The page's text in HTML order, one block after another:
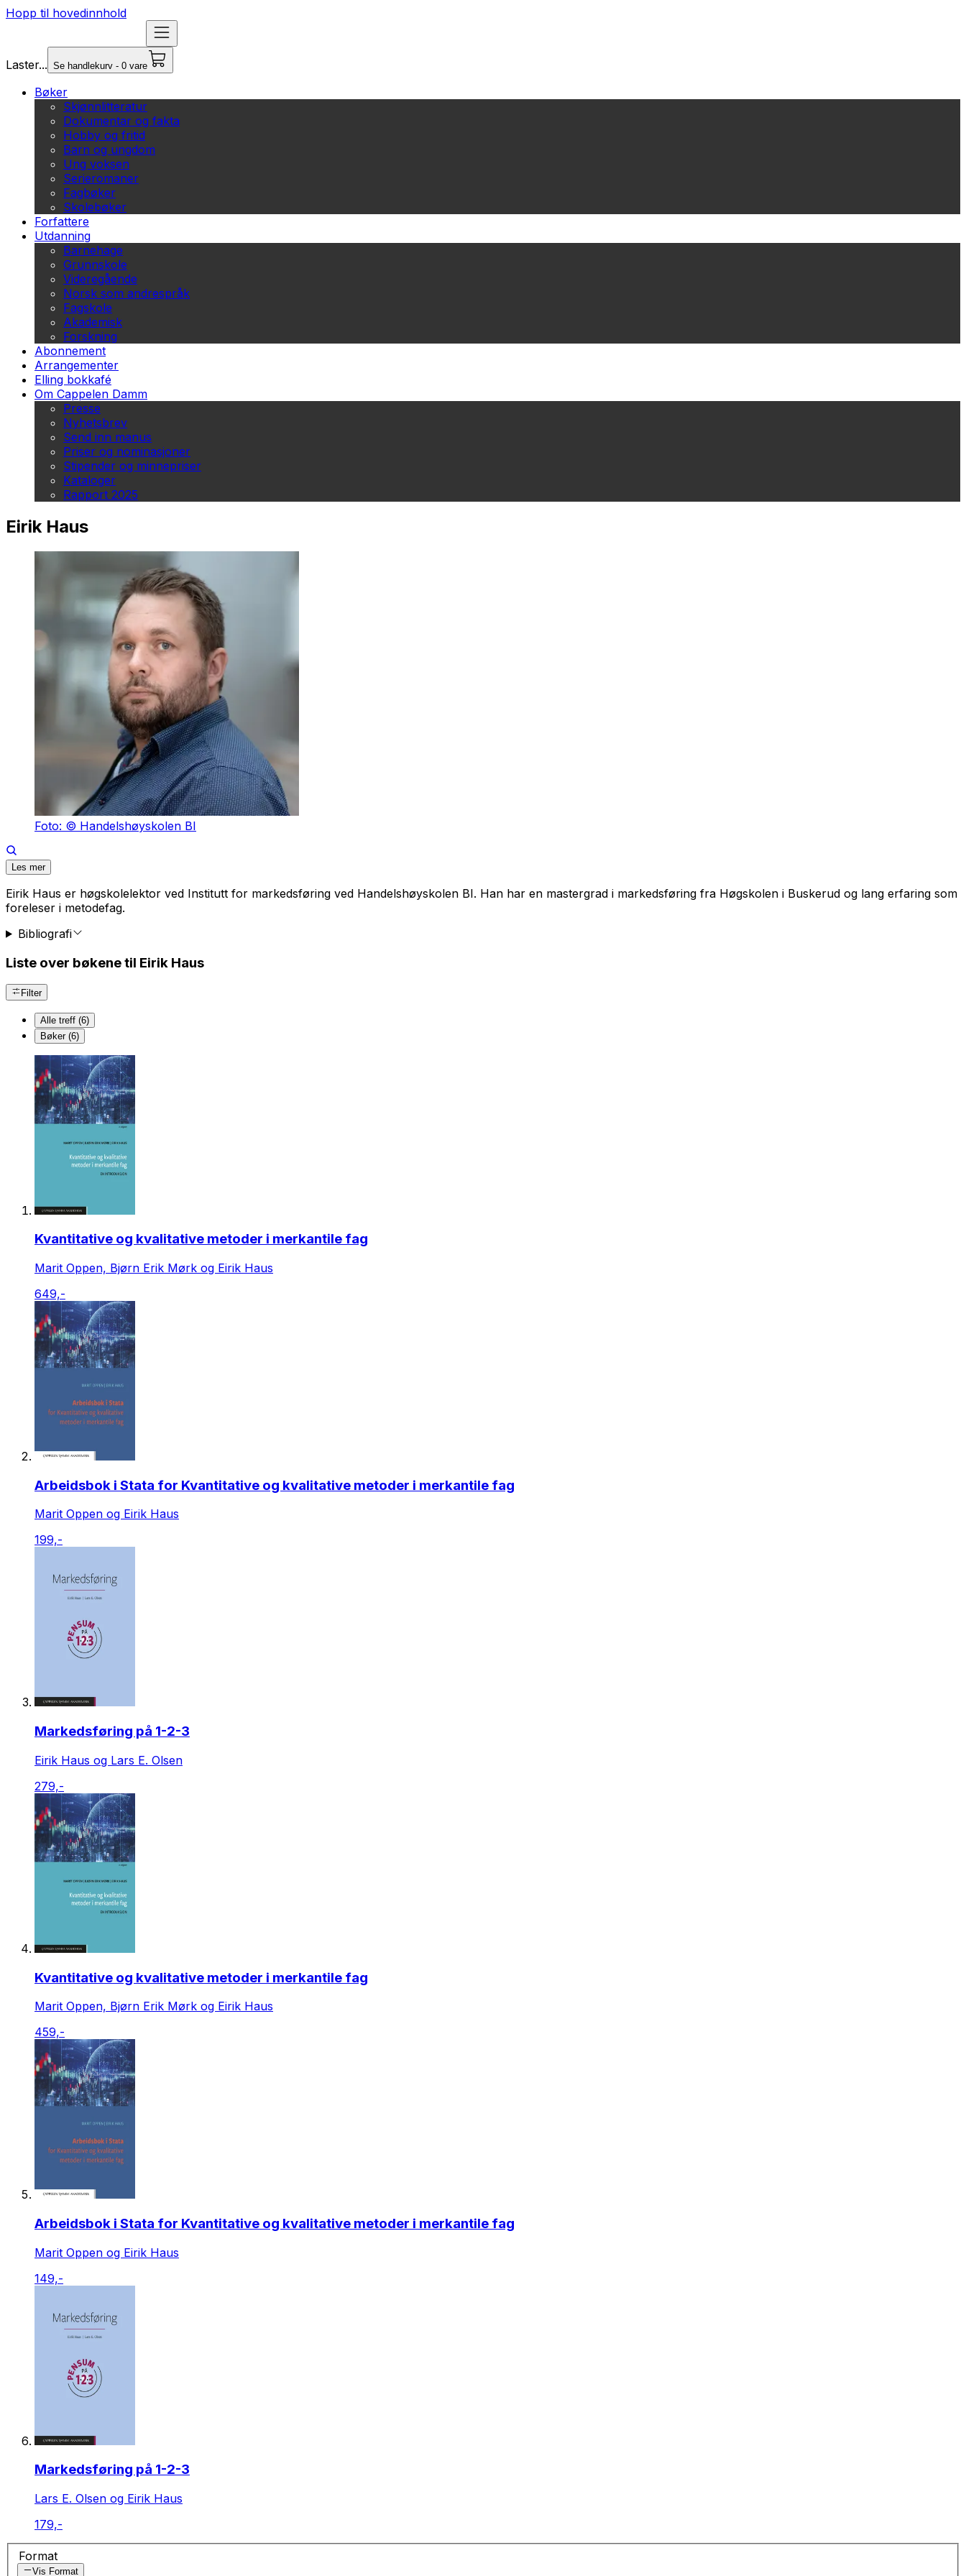
Hopp til hovedinnhold
Laster... Se handlekurv - 0 vare
Bøker
Skjønnlitteratur
Dokumentar og fakta
Hobby og fritid
Barn og ungdom
Ung voksen
Serieromaner
Fagbøker
Skolebøker
Forfattere
Utdanning
Barnehage
Grunnskole
Videregående
Norsk som andrespråk
Fagskole
Akademisk
Forskning
Abonnement
Arrangementer
Elling bokkafé
Om Cappelen Damm
Presse
Nyhetsbrev
Send inn manus
Priser og nominasjoner
Stipender og minnepriser
Kataloger
Rapport 2025
Eirik Haus
Foto: © Handelshøyskolen BI
Les mer
Eirik Haus er høgskolelektor ved Institutt for markedsføring ved Handelshøyskolen BI. Han har en mastergrad i markedsføring fra Høgskolen i Buskerud og lang erfaring som
foreleser i metodefag.
Bibliografi
Liste over bøkene til Eirik Haus
Filter
Alle treff (6)
Bøker (6)
Kvantitative og kvalitative metoder i merkantile fag
Marit Oppen, Bjørn Erik Mørk og Eirik Haus
649,-
Arbeidsbok i Stata for Kvantitative og kvalitative metoder i merkantile fag
Marit Oppen og Eirik Haus
199,-
Markedsføring på 1-2-3
Eirik Haus og Lars E. Olsen
279,-
Kvantitative og kvalitative metoder i merkantile fag
Marit Oppen, Bjørn Erik Mørk og Eirik Haus
459,-
Arbeidsbok i Stata for Kvantitative og kvalitative metoder i merkantile fag
Marit Oppen og Eirik Haus
149,-
Markedsføring på 1-2-3
Lars E. Olsen og Eirik Haus
179,-
Format
Vis Format